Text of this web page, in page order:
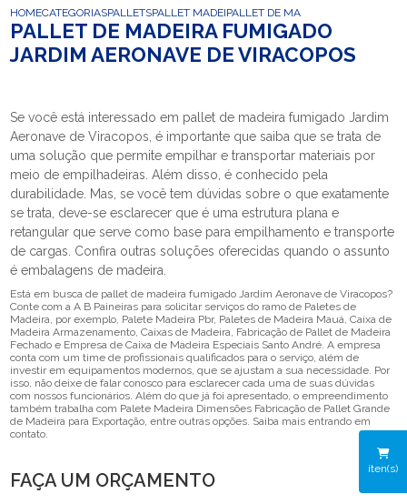
iten(s)
HOMECATEGORIASPALLETSPALLET MADEIRAPALLET DE MADEIRA FUMIGADO
PALLET DE MADEIRA FUMIGADO
JARDIM AERONAVE DE VIRACOPOS
Se você está interessado em pallet de madeira fumigado Jardim
Aeronave de Viracopos, é importante que saiba que se trata de
uma solução que permite empilhar e transportar materiais por
meio de empilhadeiras. Além disso, é conhecido pela
durabilidade. Mas, se você tem dúvidas sobre o que exatamente
se trata, deve-se esclarecer que é uma estrutura plana e
retangular que serve como base para empilhamento e transporte
de cargas. Confira outras soluções oferecidas quando o assunto
é embalagens de madeira.
Está em busca de pallet de madeira fumigado Jardim Aeronave de Viracopos?
Conte com a A B Paineiras para solicitar serviços do ramo de Paletes de
Madeira, por exemplo, Palete Madeira Pbr, Paletes de Madeira Mauá, Caixa de
Madeira Armazenamento, Caixas de Madeira, Fabricação de Pallet de Madeira
Fechado e Empresa de Caixa de Madeira Especiais Santo André. A empresa
conta com um time de profissionais qualificados para o serviço, além de
investir em equipamentos modernos, que se ajustam a sua necessidade. Por
isso, não deixe de falar conosco para esclarecer cada uma de suas dúvidas
com nossos funcionários. Além do que já foi apresentado, o empreendimento
também trabalha com Palete Madeira Dimensões Fabricação de Pallet Grande
de Madeira para Exportação, entre outras opções. Saiba mais entrando em
contato.
FAÇA UM ORÇAMENTO